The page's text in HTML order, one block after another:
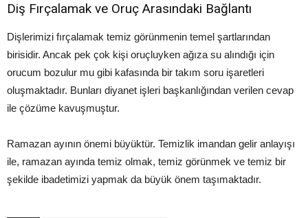
Diş Fırçalamak ve Oruç Arasındaki Bağlantı
Dişlerimizi fırçalamak temiz görünmenin temel şartlarından
birisidir. Ancak pek çok kişi oruçluyken ağıza su alındığı için
orucum bozulur mu gibi kafasında bir takım soru işaretleri
oluşmaktadır. Bunları diyanet işleri başkanlığından verilen cevap
ile çözüme kavuşmuştur.
Ramazan ayının önemi büyüktür. Temizlik imandan gelir anlayışı
ile, ramazan ayında temiz olmak, temiz görünmek ve temiz bir
şekilde ibadetimizi yapmak da büyük önem taşımaktadır.